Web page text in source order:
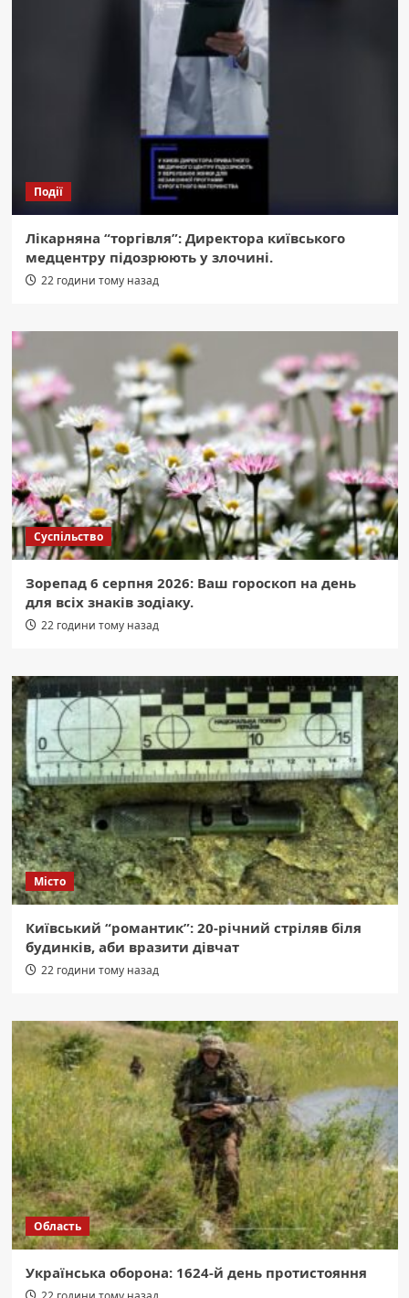
Події
Лікарняна “торгівля”: Директора київського
медцентру підозрюють у злочині.
22 години тому назад
Суспільство
Зорепад 6 серпня 2026: Ваш гороскоп на день
для всіх знаків зодіаку.
22 години тому назад
Місто
Київський “романтик”: 20-річний стріляв біля
будинків, аби вразити дівчат
22 години тому назад
Область
Українська оборона: 1624-й день протистояння